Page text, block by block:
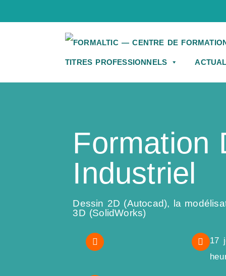
TITRES PROFESSIONNELS
Formation
Industriel
Dessin 2D (Autocad), la
3D (SolidWorks)
17